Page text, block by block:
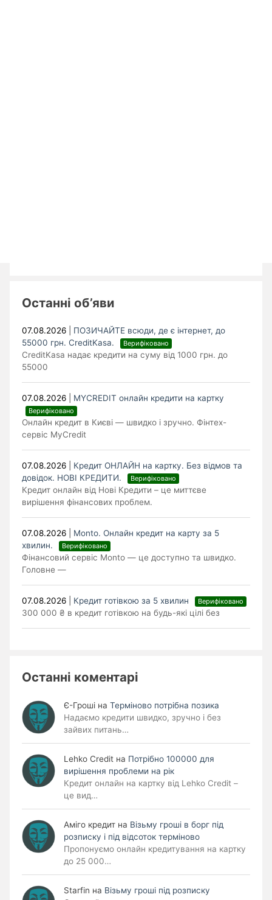
Останні об’яви
07.08.2026
ПОЗИЧАЙТЕ всюди, де є інтернет, до
55000 грн. CreditKasa.
Верифіковано
CreditKasa надає кредити на суму від 1000 грн. до
55000
07.08.2026 MYCREDIT онлайн кредити на картку
Верифіковано
Онлайн кредит в Києві — швидко і зручно. Фінтех-
сервіс MyCredit
07.08.2026
Кредит ОНЛАЙН на картку. Без відмов та
довідок. НОВІ КРЕДИТИ.
Верифіковано
Кредит онлайн від Нові Кредити – це миттєве
вирішення фінансових проблем.
07.08.2026
Monto. Онлайн кредит на карту за 5
хвилин.
Верифіковано
Фінансовий сервіс Monto — це доступно та швидко.
Головне —
07.08.2026 Кредит готівкою за 5 хвилин Верифіковано
300 000 ₴ в кредит готівкою на будь-які цілі без
Останні коментарі
Є-Гроші на Терміново потрібна позика
Надаємо кредити швидко, зручно і без
зайвих питань…
Lehko Сredit на Потрібно 100000 для
вирішення проблеми на рік
Кредит онлайн на картку від Lehko Credit –
це вид…
Аміго кредит на Візьму гроші в борг під
розписку і під відсоток терміново
Пропонуємо онлайн кредитування на картку
до 25 000…
Starfin на Візьму гроші під розписку